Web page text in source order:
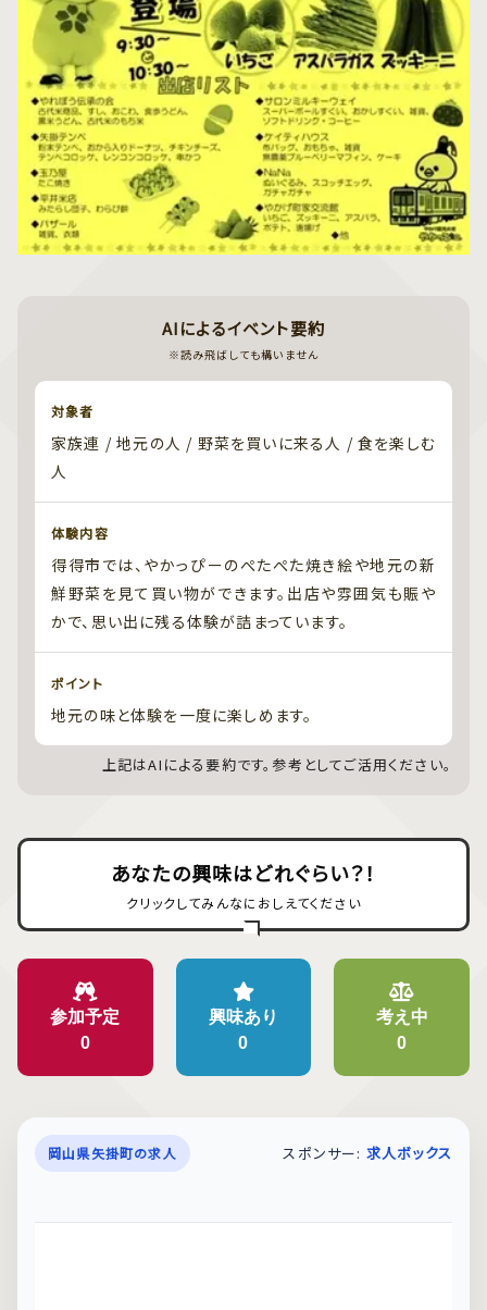
AIによるイベント要約
※読み飛ばしても構いません
対象者
家族連 / 地元の人 / 野菜を買いに来る人 / 食を楽しむ
人
体験内容
得得市では、やかっぴーのぺたぺた焼き絵や地元の新
鮮野菜を見て買い物ができます。出店や雰囲気も賑や
かで、思い出に残る体験が詰まっています。
ポイント
地元の味と体験を一度に楽しめます。
上記はAIによる要約です。参考としてご活用ください。
あなたの興味はどれぐらい？！
クリックしてみんなにおしえてください
参加予定
0
興味あり
0
考え中
0
岡山県矢掛町の求人 スポンサー: 求人ボックス